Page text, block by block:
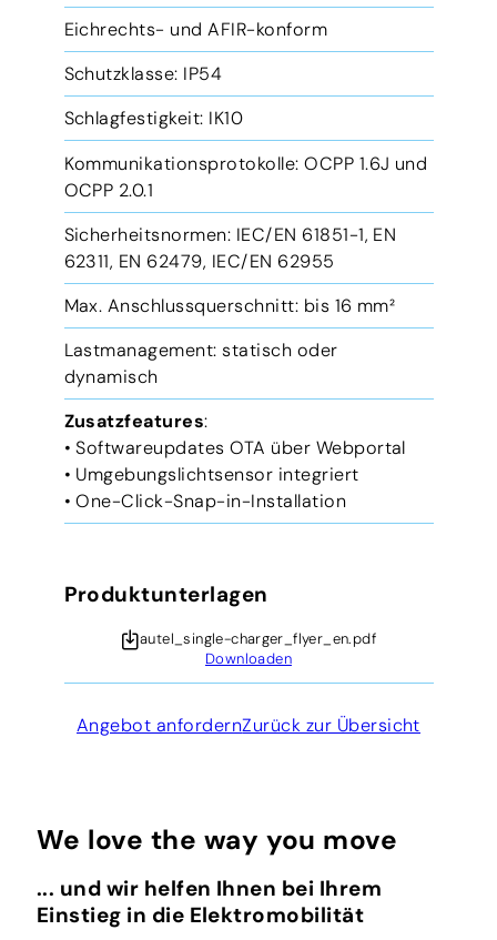
Eichrechts- und AFIR-konform
Schutzklasse: IP54
Schlagfestigkeit: IK10
Kommunikationsprotokolle: OCPP 1.6J und
OCPP 2.0.1
Sicherheitsnormen: IEC/EN 61851-1, EN
62311, EN 62479, IEC/EN 62955
Max. Anschlussquerschnitt: bis 16 mm²
Lastmanagement: statisch oder
dynamisch
Zusatzfeatures:
• Softwareupdates OTA über Webportal
• Umgebungslichtsensor integriert
• One-Click-Snap-in-Installation
Produktunterlagen
autel_single-charger_flyer_en.pdf
Downloaden
Angebot anfordernZurück zur Übersicht
We love the way you move
... und wir helfen Ihnen bei Ihrem
Einstieg in die Elektromobilität